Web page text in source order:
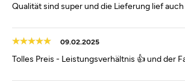
Qualität sind super und die Lieferung lief
09.02.2025
Tolles Preis - Leistungsverhältnis 👍 und der